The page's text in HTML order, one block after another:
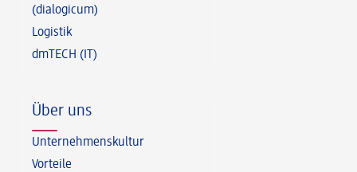
(dialogicum)
Logistik
dmTECH (IT)
Über uns
Unternehmenskultur
Vorteile